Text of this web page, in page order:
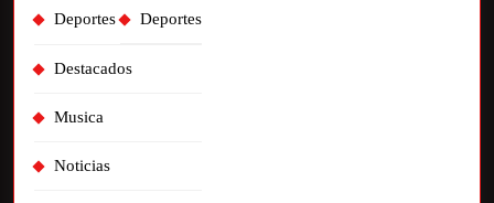
Deportes Deportes
Destacados
Musica
Noticias